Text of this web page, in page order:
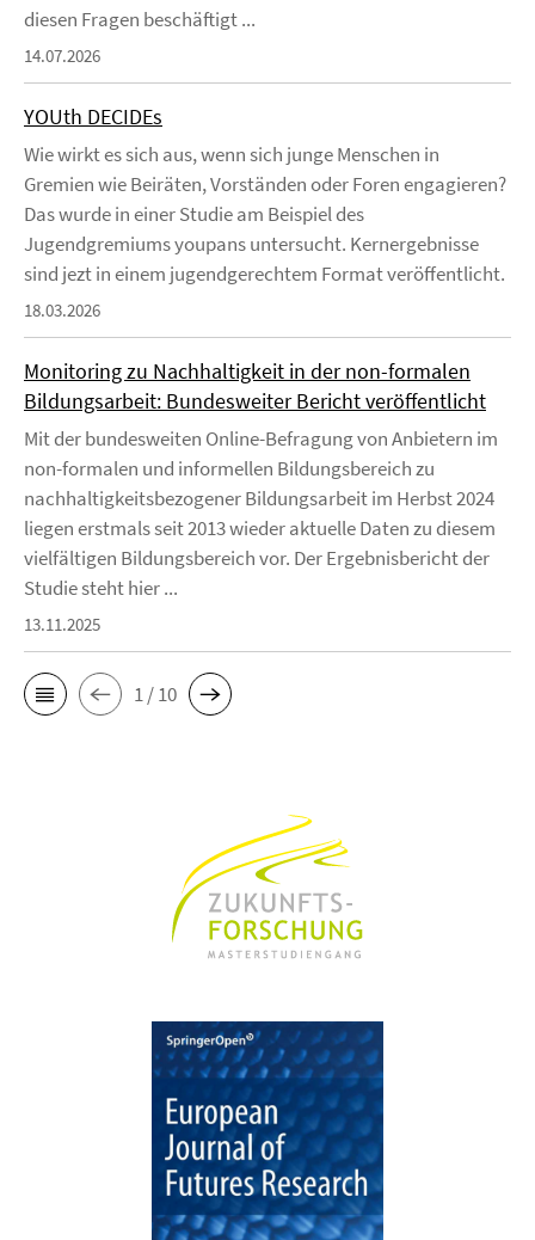
diesen Fragen beschäftigt ...
14.07.2026
YOUth DECIDEs
Wie wirkt es sich aus, wenn sich junge Menschen in
Gremien wie Beiräten, Vorständen oder Foren engagieren?
Das wurde in einer Studie am Beispiel des
Jugendgremiums youpans untersucht. Kernergebnisse
sind jezt in einem jugendgerechtem Format veröffentlicht.
18.03.2026
Monitoring zu Nachhaltigkeit in der non-formalen
Bildungsarbeit: Bundesweiter Bericht veröffentlicht
Mit der bundesweiten Online-Befragung von Anbietern im
non-formalen und informellen Bildungsbereich zu
nachhaltigkeitsbezogener Bildungsarbeit im Herbst 2024
liegen erstmals seit 2013 wieder aktuelle Daten zu diesem
vielfältigen Bildungsbereich vor. Der Ergebnisbericht der
Studie steht hier ...
13.11.2025
1 / 10